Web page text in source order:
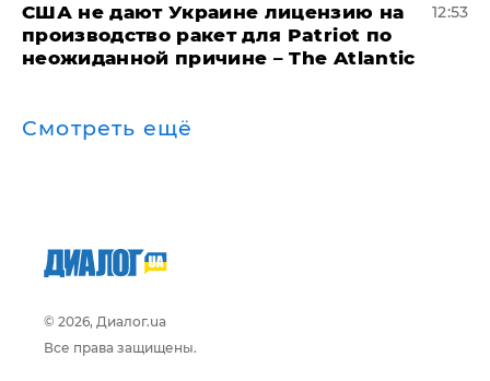
США не дают Украине лицензию на
производство ракет для Patriot по
неожиданной причине – The Atlantic
12:53
Смотреть ещё
© 2026, Диалог.ua
Все права защищены.